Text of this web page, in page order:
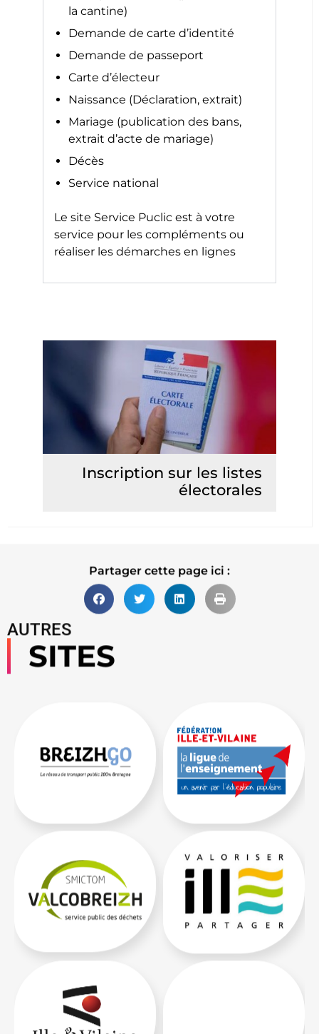
la cantine)
Demande de carte d’identité
Demande de passeport
Carte d’électeur
Naissance (Déclaration, extrait)
Mariage (publication des bans,
extrait d’acte de mariage)
Décès
Service national
Le site Service Puclic est à votre
service pour les compléments ou
réaliser les démarches en lignes
Inscription sur les listes
électorales
Partager cette page ici :
AUTRES
SITES